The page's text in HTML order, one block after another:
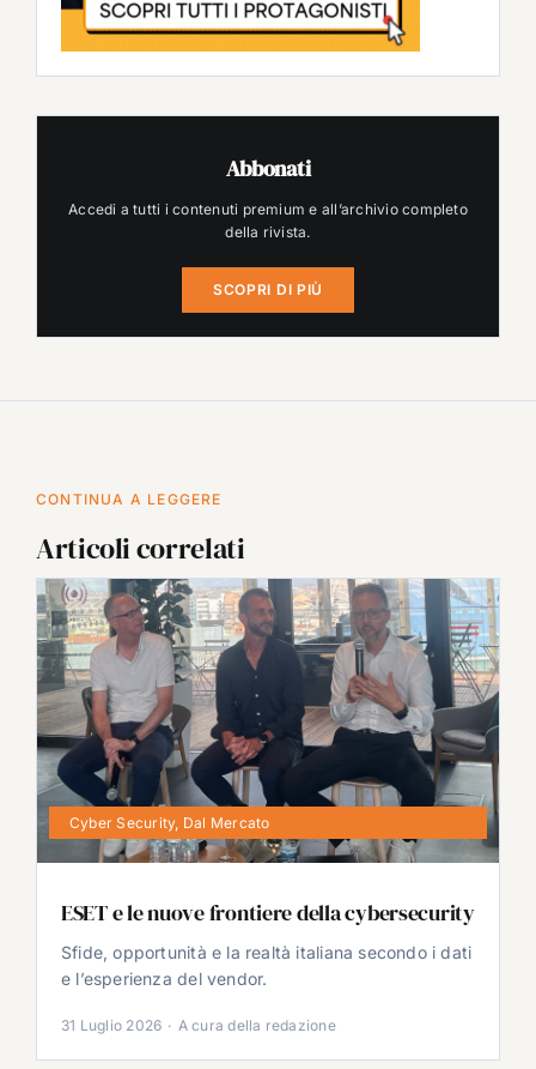
Abbonati
Accedi a tutti i contenuti premium e all’archivio completo
della rivista.
SCOPRI DI PIÙ
CONTINUA A LEGGERE
Articoli correlati
Cyber Security, Dal Mercato
ESET e le nuove frontiere della cybersecurity
Sfide, opportunità e la realtà italiana secondo i dati
e l’esperienza del vendor.
31 Luglio 2026 · A cura della redazione